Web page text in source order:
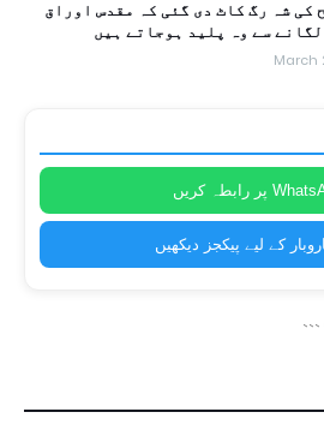
کی شہ رگ کاٹ دی گئی کہ مقدس اوراق
سے وہ پلید ہوجاتے ہیں
March
کے لیے پیکجز دیکھیں
```